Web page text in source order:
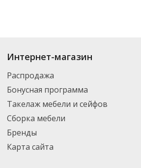
Купить
Вы можете выбрать нужный товар и
партнерской транспортной компанией
Интернет-магазин
Распродажа
Бонусная программа
Такелаж мебели и сейфов
Сборка мебели
Бренды
Карта сайта